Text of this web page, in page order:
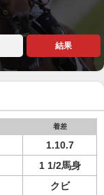
結果
着差
1.10.7
1 1/2馬身
クビ